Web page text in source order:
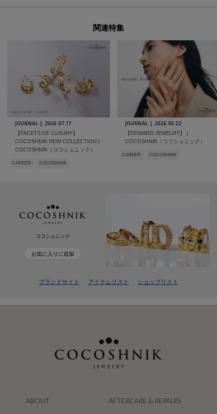
関連特集
JOURNAL | 2026.07.17
【FACETS OF LUXURY】
COCOSHNIK NEW COLLECTION |
COCOSHNIK（ココシュニック）
CAREER COCOSHNIK
JOURNAL | 2026.05.22
【REWARD JEWELRY】 |
COCOSHNIK（ココシュニック）
CAREER COCOSHNIK
ココシュニック
お気に入りに追加
ブランドサイト アイテムリスト ショップリスト
ABOUT AFTERCARE & REPAIRS